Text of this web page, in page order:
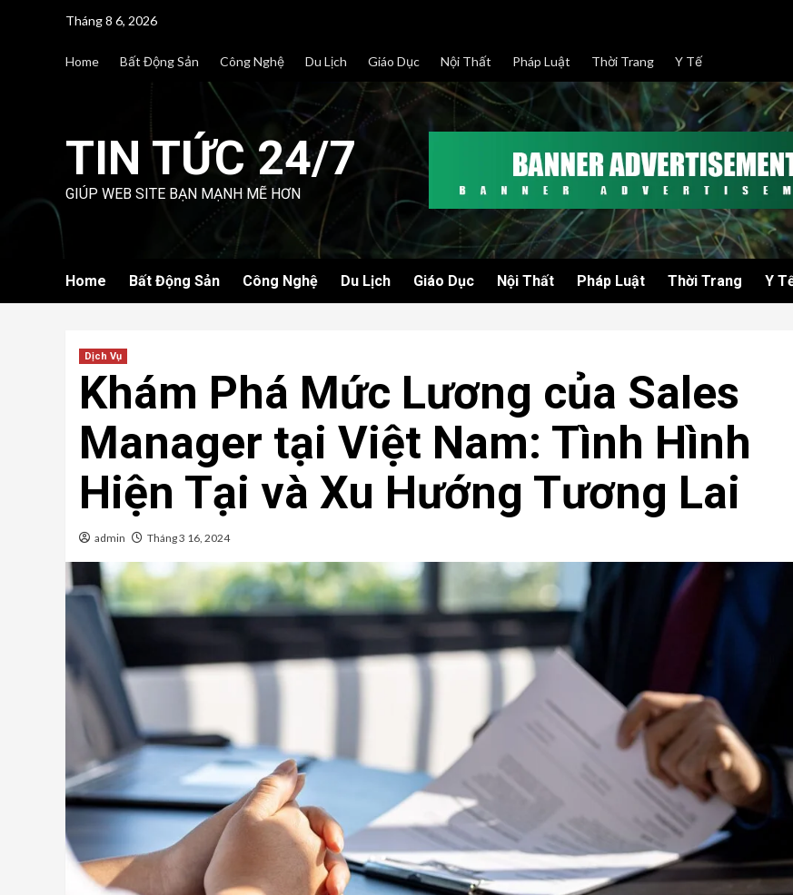
Tháng 8 6, 2026
Home Bất Động Sản Công Nghệ Du Lịch Giáo Dục Nội Thất Pháp Luật Thời Trang Y Tế
TIN TỨC 24/7
GIÚP WEB SITE BẠN MẠNH MẼ HƠN
Home Bất Động Sản Công Nghệ Du Lịch Giáo Dục Nội Thất Pháp Luật Thời Trang Y
Dịch Vụ
Khám Phá Mức Lương của Sales
Manager tại Việt Nam: Tình Hình
Hiện Tại và Xu Hướng Tương Lai
admin Tháng 3 16, 2024